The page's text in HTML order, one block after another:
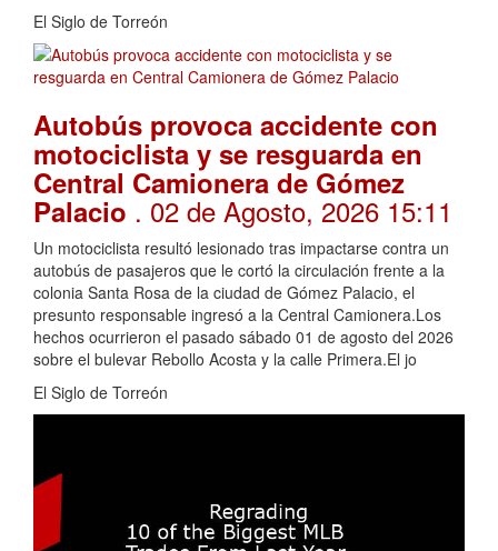
El Siglo de Torreón
Autobús provoca accidente con
motociclista y se resguarda en
Central Camionera de Gómez
Palacio . 02 de Agosto, 2026 15:11
Un motociclista resultó lesionado tras impactarse contra un
autobús de pasajeros que le cortó la circulación frente a la
colonia Santa Rosa de la ciudad de Gómez Palacio, el
presunto responsable ingresó a la Central Camionera.Los
hechos ocurrieron el pasado sábado 01 de agosto del 2026
sobre el bulevar Rebollo Acosta y la calle Primera.El jo
El Siglo de Torreón